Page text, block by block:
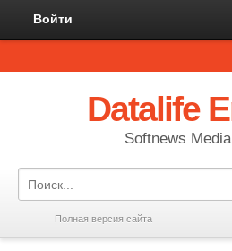
Войти
Datalife
Softnews
Полная версия сайта